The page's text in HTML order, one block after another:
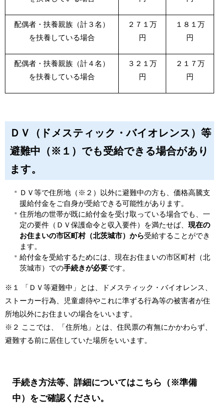
配偶者・扶養親族（計３名）
を扶養している場合
２７１万
円
１８１万
円
配偶者・扶養親族（計４名）
を扶養している場合
３２１万
円
２１７万
円
ＤＶ（ドメスティック・バイオレンス）等
避難中（※１）でも受給できる場合があり
ます。
ＤＶ等で住所地（※２）以外に避難中の方も、価格高騰支
援給付金をご自身が受給できる可能性があります。
住所地の世帯が既に給付金を受け取っている場合でも、一
定の要件（ＤＶ保護命令と収入要件）を満たせば、 現在の
お住まいの市区町村（北茨城市）から受給することができ
ます。
給付金を受給するためには、現在お住まいの市区町村（北
茨城市）での手続きが必要です。
※１ 「ＤＶ等避難中」とは、ドメスティック・バイオレンス、
ストーカー行為、児童虐待やこれに準ずる行為等の被害者が住
所地以外にお住まいの場合をいいます。
※２ ここでは、「住所地」とは、住民票の有無にかかわらず、
避難する前に居住していた場所をいいます。
手続き方法等、詳細についてはこちら（ ※準備
中）をご確認ください。